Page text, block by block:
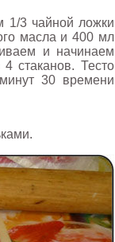
1/3 чайной ложки
масла и 400 мл
и начинаем
стаканов. Тесто
30 времени